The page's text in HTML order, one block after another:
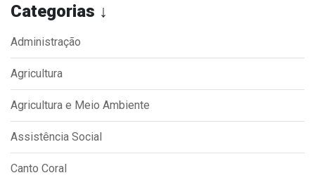
Categorias ↓
Administração
Agricultura
Agricultura e Meio Ambiente
Assistência Social
Canto Coral